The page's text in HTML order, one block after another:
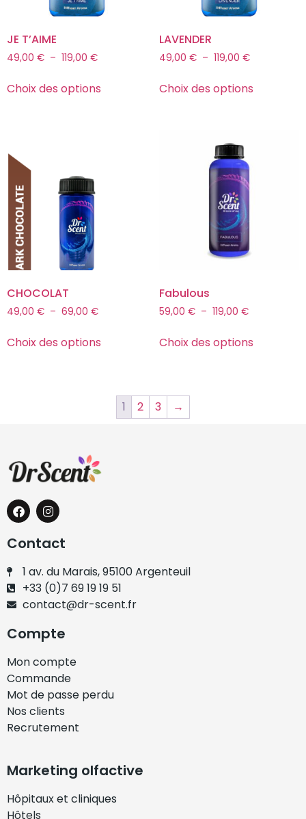
JE T’AIME
49,00 € – 119,00 €
Choix des options
LAVENDER
49,00 € – 119,00 €
Choix des options
CHOCOLAT
49,00 € – 69,00 €
Choix des options
Fabulous
59,00 € – 119,00 €
Choix des options
1 2 3 →
Contact
1 av. du Marais, 95100 Argenteuil
+33 (0)7 69 19 19 51
contact@dr-scent.fr
Compte
Mon compte
Commande
Mot de passe perdu
Nos clients
Recrutement
Marketing olfactive
Hôpitaux et cliniques
Hôtels